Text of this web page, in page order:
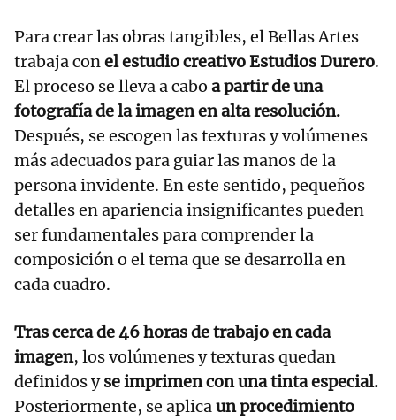
Para crear las obras tangibles, el Bellas Artes
trabaja conel estudio creativo Estudios Durero.
El proceso se lleva a cabo a partir de una
fotografía de la imagen en alta resolución.
Después, se escogen las texturas y volúmenes
más adecuados para guiar las manos de la
persona invidente. En este sentido, pequeños
detalles en apariencia insignificantes pueden
ser fundamentales para comprender la
composición o el tema que se desarrolla en
cada cuadro.
Tras cerca de 46 horas de trabajo en cada
imagen, los volúmenes y texturas quedan
definidos yse imprimen con una tinta especial.
Posteriormente, se aplicaun procedimiento